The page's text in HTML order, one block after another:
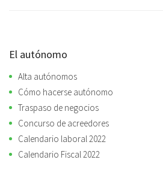
El autónomo
Alta autónomos
Cómo hacerse autónomo
Traspaso de negocios
Concurso de acreedores
Calendario laboral 2022
Calendario Fiscal 2022